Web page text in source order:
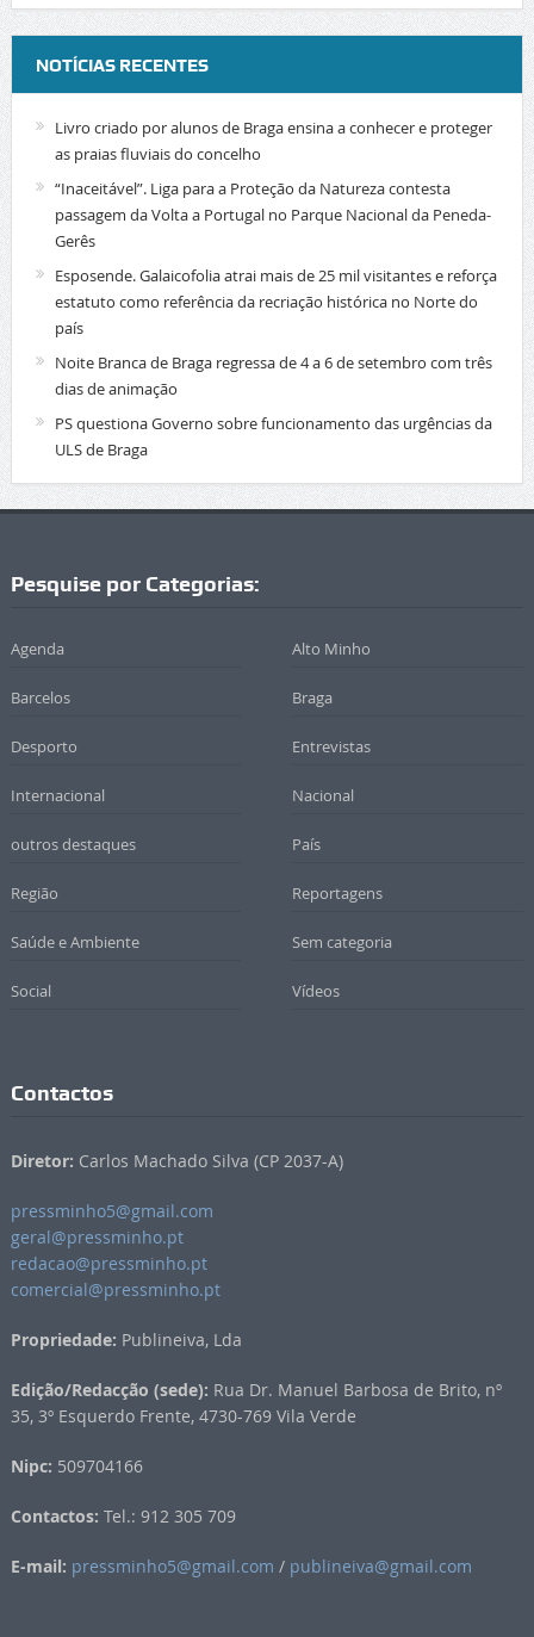
NOTÍCIAS RECENTES
Livro criado por alunos de Braga ensina a conhecer e proteger
as praias fluviais do concelho
“Inaceitável”. Liga para a Proteção da Natureza contesta
passagem da Volta a Portugal no Parque Nacional da Peneda-
Gerês
Esposende. Galaicofolia atrai mais de 25 mil visitantes e reforça
estatuto como referência da recriação histórica no Norte do
país
Noite Branca de Braga regressa de 4 a 6 de setembro com três
dias de animação
PS questiona Governo sobre funcionamento das urgências da
ULS de Braga
Pesquise por Categorias:
Agenda Alto Minho
Barcelos Braga
Desporto Entrevistas
Internacional Nacional
outros destaques País
Região Reportagens
Saúde e Ambiente Sem categoria
Social Vídeos
Contactos
Diretor: Carlos Machado Silva (CP 2037-A)
pressminho5@gmail.com
geral@pressminho.pt
redacao@pressminho.pt
comercial@pressminho.pt
Propriedade: Publineiva, Lda
Edição/Redacção (sede): Rua Dr. Manuel Barbosa de Brito, nº
35, 3º Esquerdo Frente, 4730-769 Vila Verde
Nipc: 509704166
Contactos: Tel.: 912 305 709
E-mail: pressminho5@gmail.com / publineiva@gmail.com